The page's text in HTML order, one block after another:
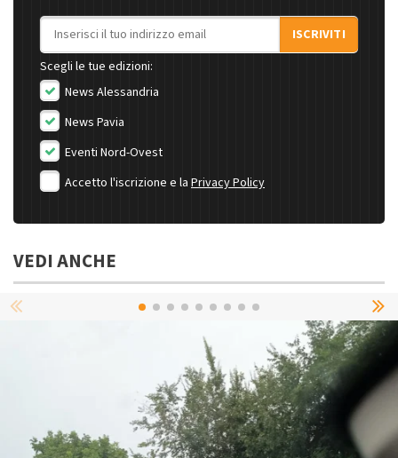
Indirizzo email
ISCRIVITI
Scegli le tue edizioni:
News Alessandria
News Pavia
Eventi Nord-Ovest
Accetto l'iscrizione e la Privacy Policy
VEDI ANCHE